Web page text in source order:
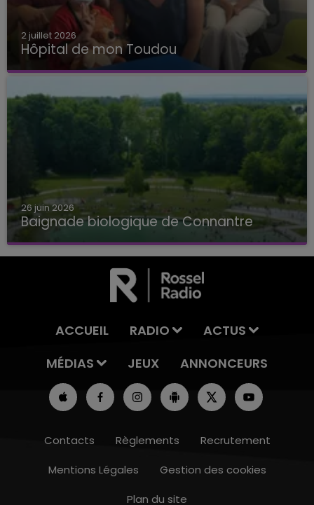
2 juillet 2026
Hôpital de mon Toudou
Hôpital de mon Toudou
26 juin 2026
Baignade biologique de Connantre
Baignade biologique de Connantre
ACCUEIL RADIO
ACTUS
MÉDIAS
JEUX ANNONCEURS
Contacts Règlements
Recrutement
Mentions Légales
Gestion des cookies
Plan du site